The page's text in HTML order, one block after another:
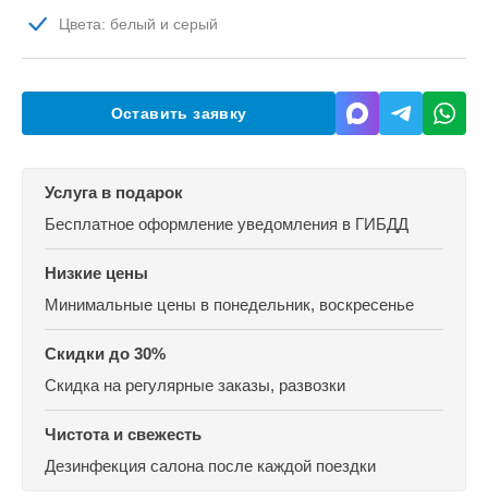
Цвета: белый и серый
Оставить заявку
Услуга в подарок
Бесплатное оформление уведомления в ГИБДД
Низкие цены
Минимальные цены в понедельник, воскресенье
Скидки до 30%
Скидка на регулярные заказы, развозки
Чистота и свежесть
Дезинфекция салона после каждой поездки